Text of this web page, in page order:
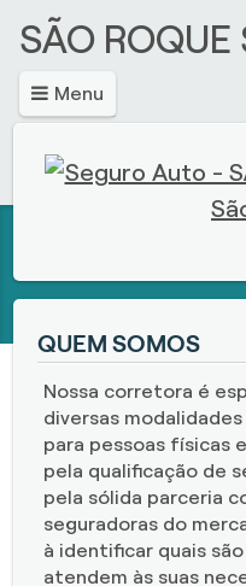
SÃO ROQUE
Menu
QUEM SOMOS
Nossa corretora é
diversas
para pessoas físicas
pela qualificação de
pela sólida parceria
seguradoras do
à identificar quais
atendem às suas